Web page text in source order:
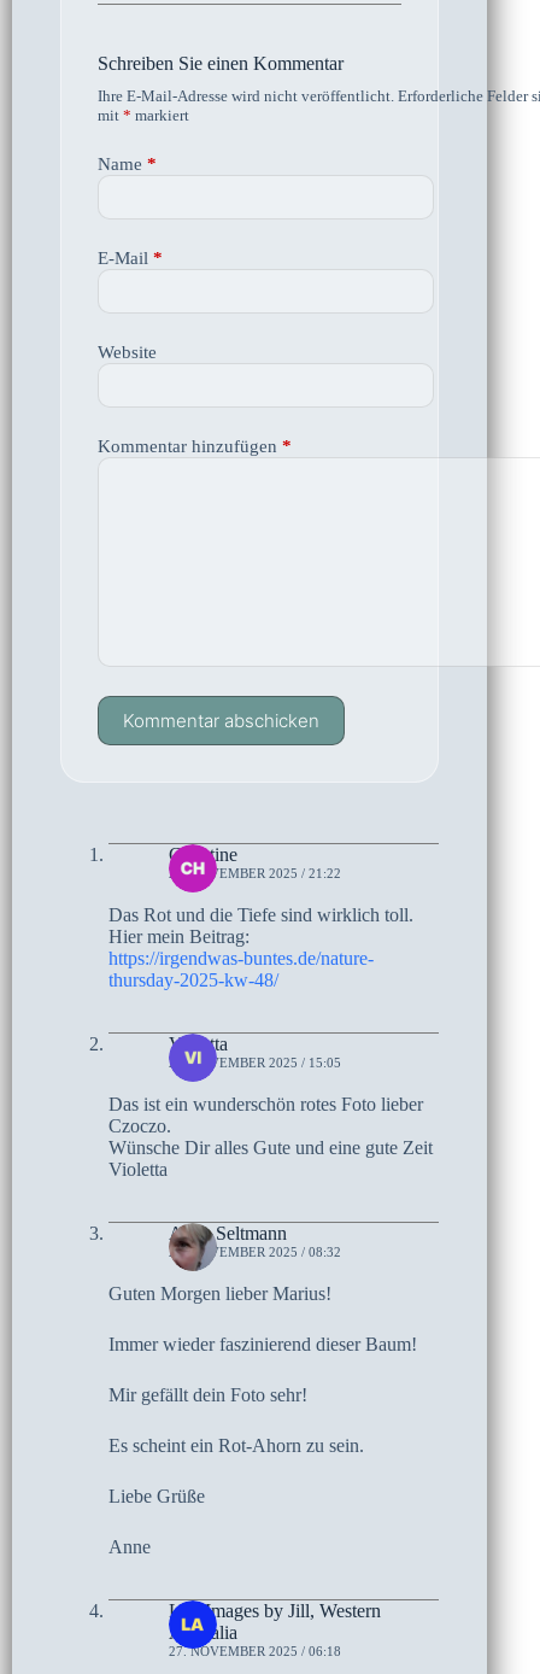
Schreiben Sie einen Kommentar
Ihre E-Mail-Adresse wird nicht veröffentlicht. Erforderliche Felder
mit * markiert
Name *
E-Mail *
Website
Kommentar hinzufügen *
Kommentar abschicken
Christine
27. NOVEMBER 2025 / 21:22
Das Rot und die Tiefe sind wirklich toll.
Hier mein Beitrag:
https://irgendwas-buntes.de/nature-
thursday-2025-kw-48/
Violetta
27. NOVEMBER 2025 / 15:05
Das ist ein wunderschön rotes Foto lieber
Czoczo.
Wünsche Dir alles Gute und eine gute Zeit
Violetta
Anne Seltmann
27. NOVEMBER 2025 / 08:32
Guten Morgen lieber Marius!
Immer wieder faszinierend dieser Baum!
Mir gefällt dein Foto sehr!
Es scheint ein Rot-Ahorn zu sein.
Liebe Grüße
Anne
Life Images by Jill, Western
Australia
27. NOVEMBER 2025 / 06:18